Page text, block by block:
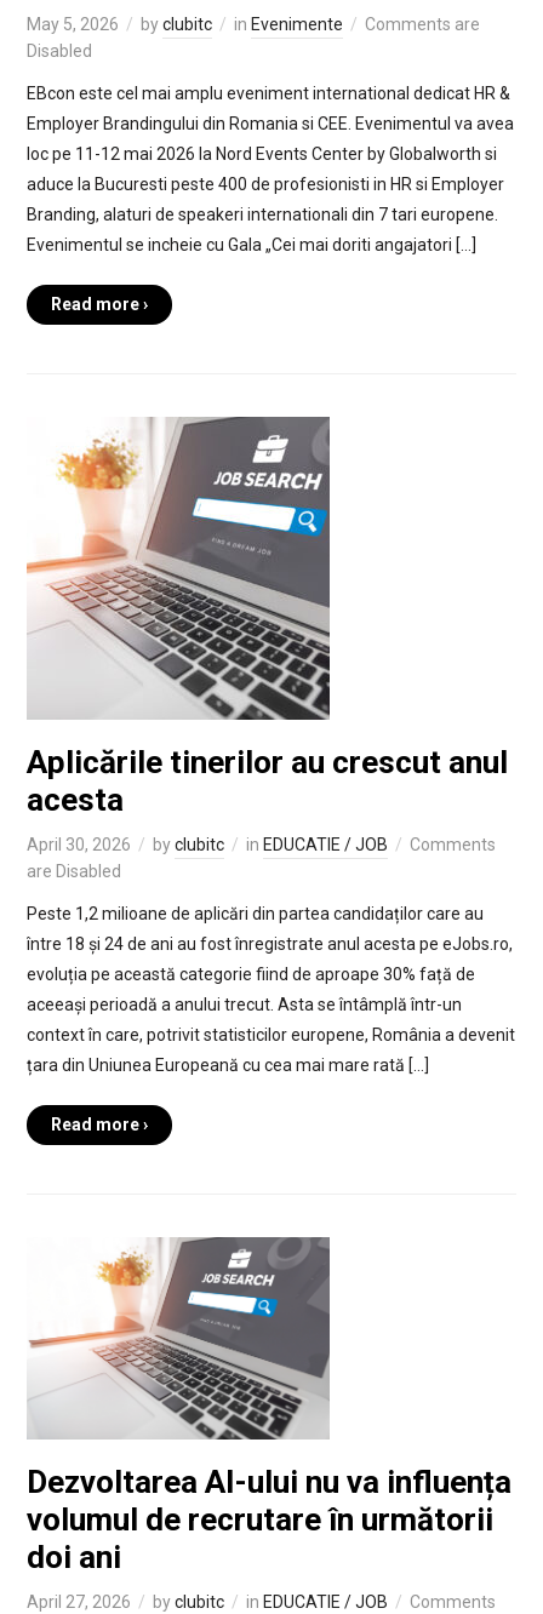
May 5, 2026 byclubitc in Evenimente
Comments are
Disabled
EBcon este cel mai amplu eveniment international dedicat HR &
Employer Brandingului din Romania si CEE. Evenimentul va avea
loc pe 11-12 mai 2026 la Nord Events Center by Globalworth si
aduce la Bucuresti peste 400 de profesionisti in HR si Employer
Branding, alaturi de speakeri internationali din 7 tari europene.
Evenimentul se incheie cu Gala „Cei mai doriti angajatori […]
Read more ›
Aplicările tinerilor au crescut anul
acesta
April 30, 2026 byclubitc in EDUCATIE / JOB
Comments
are Disabled
Peste 1,2 milioane de aplicări din partea candidaților care au
între 18 și 24 de ani au fost înregistrate anul acesta pe eJobs.ro,
evoluția pe această categorie fiind de aproape 30% față de
aceeași perioadă a anului trecut. Asta se întâmplă într-un
context în care, potrivit statisticilor europene, România a devenit
țara din Uniunea Europeană cu cea mai mare rată […]
Read more ›
Dezvoltarea AI-ului nu va influența
volumul de recrutare în următorii
doi ani
April 27, 2026 byclubitc in EDUCATIE / JOB
Comments